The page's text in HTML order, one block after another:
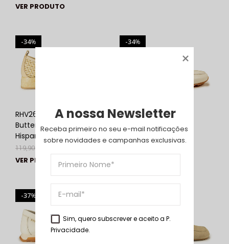
VER PRODUTO
%
34
RHV264828
Butter/Panna |
Hispanitas
119,90€
VER PRODUTO
%
34
HV264603 Panna |
Hispanitas
119,90€ 79,00€
%
37
A nossa Newsletter
Receba primeiro no seu e-mail notificações
sobre novidades e campanhas exclusivas.
Sim, quero subscrever e aceito a P.
Privacidade.